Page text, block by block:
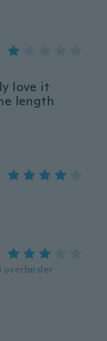
love it
length
overførsler